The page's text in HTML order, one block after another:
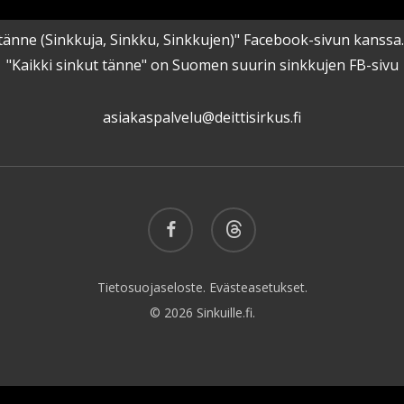
(Sinkkuja, Sinkku, Sinkkujen)" Facebook-sivun
"Kaikki sinkut tänne" on Suomen suurin sinkkujen FB-sivu
asiakaspalvelu@deittisirkus.fi
facebook threads
Tietosuojaseloste. Evästeasetukset.
© 2026 Sinkuille.fi.